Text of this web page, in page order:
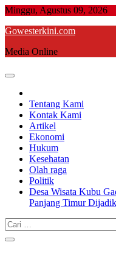
Skip
content
Minggu, Agustus 09, 2026
Gowesterkini.com
Media Online
Tentang Kami
Kontak Kami
Artikel
Ekonomi
Hukum
Kesehatan
Olah raga
Politik
Desa Wisata Kubu
Panjang Timur
Cari
untuk: